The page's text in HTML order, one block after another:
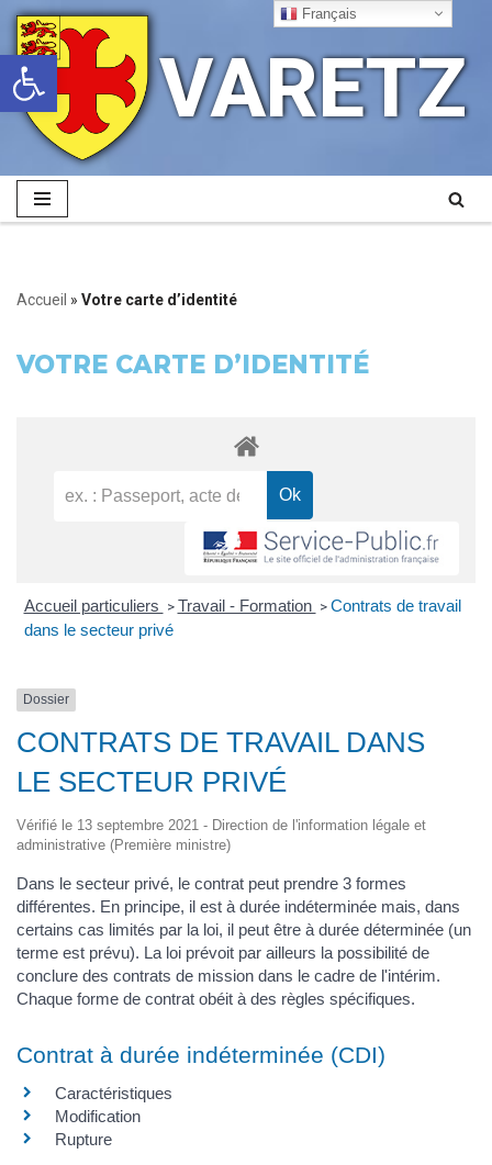
Ouvrir la barre d’outils
Aller
au
contenu
VARETZ
Accueil » Votre carte d’identité
VOTRE CARTE D’IDENTITÉ
Accueil particuliers > Travail - Formation > Contrats de travail
dans le secteur privé
Dossier
CONTRATS DE TRAVAIL DANS
LE SECTEUR PRIVÉ
Vérifié le 13 septembre 2021 - Direction de l'information légale et
administrative (Première ministre)
Dans le secteur privé, le contrat peut prendre 3 formes
différentes. En principe, il est à durée indéterminée mais, dans
certains cas limités par la loi, il peut être à durée déterminée (un
terme est prévu). La loi prévoit par ailleurs la possibilité de
conclure des contrats de mission dans le cadre de l'intérim.
Chaque forme de contrat obéit à des règles spécifiques.
Contrat à durée indéterminée (CDI)
Caractéristiques
Modification
Rupture
Français